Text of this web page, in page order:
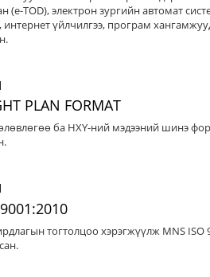
(e-TOD), электрон зургийн автомат
интернет үйлчилгээ, програм
PLAN FORMAT
ба НХҮ-ний мэдээний шинэ
тогтолцоо хэрэгжүүлж MNS ISO